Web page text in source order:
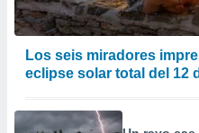
Los seis miradores
eclipse solar total del 12